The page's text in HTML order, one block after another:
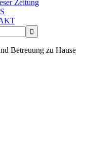
Zeitung
Betreuung zu Hause